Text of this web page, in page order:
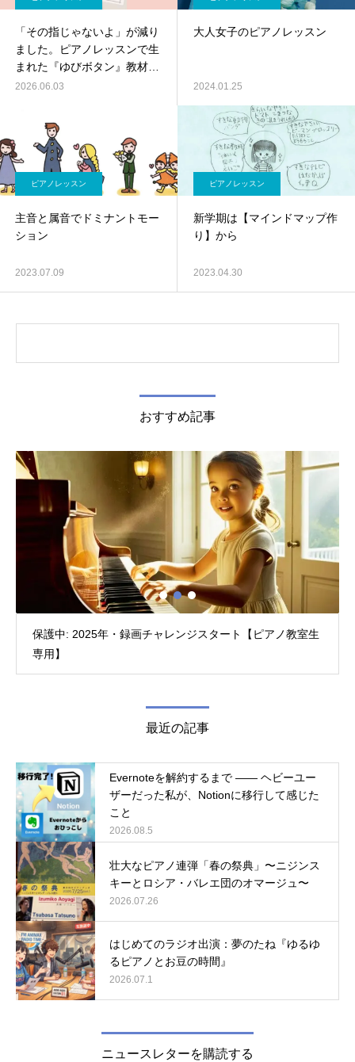
「その指じゃないよ」が減り
ました。ピアノレッスンで生
まれた『ゆびボタン』教材の
お話
2026.06.03
大人女子のピアノレッスン
2024.01.25
ピアノレッスン
主音と属音でドミナントモー
ション
2023.07.09
ピアノレッスン
新学期は【マインドマップ作
り】から
2023.04.30
おすすめ記事
保護中: 2025年・録画チャレンジスタート【ピアノ教室生
専用】
最近の記事
Evernoteを解約するまで ―― ヘビーユー
ザーだった私が、Notionに移行して感じた
こと
2026.08.5
壮大なピアノ連弾「春の祭典」〜ニジンス
キーとロシア・バレエ団のオマージュ〜
2026.07.26
はじめてのラジオ出演：夢のたね『ゆるゆ
るピアノとお豆の時間』
2026.07.1
ニュースレターを購読する